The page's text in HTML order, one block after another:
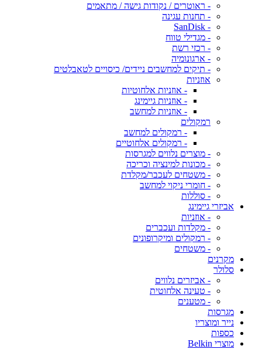
- ראוטרים / נקודות גישה / מתאמים
- תחנות עגינה
- SanDisk
- מגדילי טווח
- רכזי רשת
- ארגונומיה
- תיקים למחשבים ניידים/ כיסויים לטאבלטים
אוזניות
- אוזניות אלחוטיות
- אוזניות גיימינג
- אוזניות למחשב
רמקולים
- רמקולים למחשב
- רמקולים אלחוטיים
- מוצרים נלווים למגרסות
- מכונות למינציה וכריכה
- משטחים לעכבר/מקלדת
- חומרי ניקוי למחשב
- סוללות
אביזרי גיימינג
- אוזניות
- מקלדות ועכברים
- רמקולים ומיקרופונים
- משטחים
מקרנים
סלולר
- אביזרים נלווים
- טעינה אלחוטית
- מטענים
מגרסות
נייר ומוצריו
כספות
מוצרי Belkin